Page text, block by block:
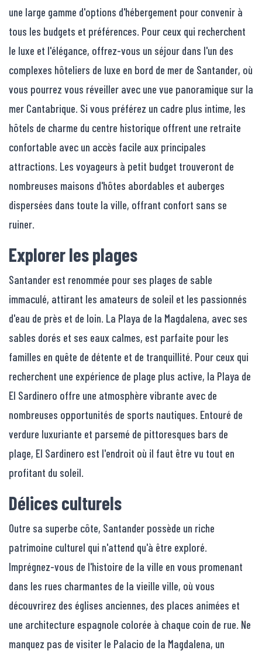
une large gamme d'options d'hébergement pour convenir à
tous les budgets et préférences. Pour ceux qui recherchent
le luxe et l'élégance, offrez-vous un séjour dans l'un des
complexes hôteliers de luxe en bord de mer de Santander, où
vous pourrez vous réveiller avec une vue panoramique sur la
mer Cantabrique. Si vous préférez un cadre plus intime, les
hôtels de charme du centre historique offrent une retraite
confortable avec un accès facile aux principales
attractions. Les voyageurs à petit budget trouveront de
nombreuses maisons d'hôtes abordables et auberges
dispersées dans toute la ville, offrant confort sans se
ruiner.
Explorer les plages
Santander est renommée pour ses plages de sable
immaculé, attirant les amateurs de soleil et les passionnés
d'eau de près et de loin. La Playa de la Magdalena, avec ses
sables dorés et ses eaux calmes, est parfaite pour les
familles en quête de détente et de tranquillité. Pour ceux qui
recherchent une expérience de plage plus active, la Playa de
El Sardinero offre une atmosphère vibrante avec de
nombreuses opportunités de sports nautiques. Entouré de
verdure luxuriante et parsemé de pittoresques bars de
plage, El Sardinero est l'endroit où il faut être vu tout en
profitant du soleil.
Délices culturels
Outre sa superbe côte, Santander possède un riche
patrimoine culturel qui n'attend qu'à être exploré.
Imprégnez-vous de l'histoire de la ville en vous promenant
dans les rues charmantes de la vieille ville, où vous
découvrirez des églises anciennes, des places animées et
une architecture espagnole colorée à chaque coin de rue. Ne
manquez pas de visiter le Palacio de la Magdalena, un